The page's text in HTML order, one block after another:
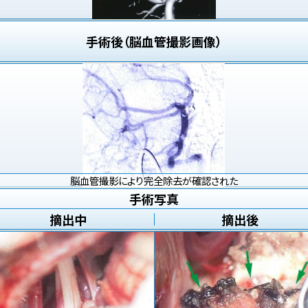
手術後（脳血管撮影画像）
脳血管撮影により完全除去が確認された
手術写真
摘出中
摘出後